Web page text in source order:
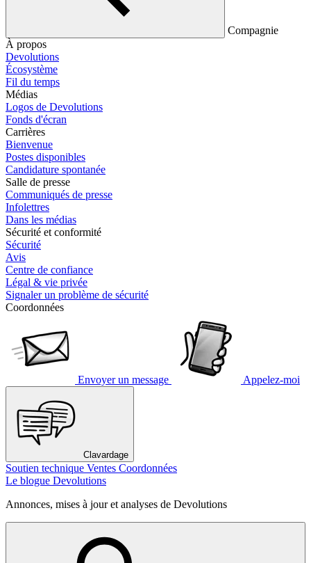
Compagnie
À propos
Devolutions
Écosystème
Fil du temps
Médias
Logos de Devolutions
Fonds d'écran
Carrières
Bienvenue
Postes disponibles
Candidature spontanée
Salle de presse
Communiqués de presse
Infolettres
Dans les médias
Sécurité et conformité
Sécurité
Avis
Centre de confiance
Légal & vie privée
Signaler un problème de sécurité
Coordonnées
Envoyer un message Appelez-moi
Clavardage
Soutien technique Ventes Coordonnées
Le blogue Devolutions
Annonces, mises à jour et analyses de Devolutions